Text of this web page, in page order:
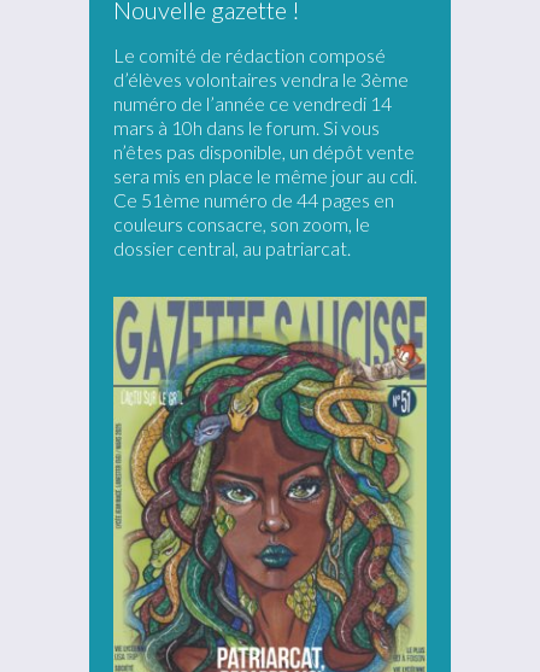
Nouvelle gazette !
Le comité de rédaction composé
d’élèves volontaires vendra le 3ème
numéro de l’année ce vendredi 14
mars à 10h dans le forum. Si vous
n’êtes pas disponible, un dépôt vente
sera mis en place le même jour au cdi.
Ce 51ème numéro de 44 pages en
couleurs consacre, son zoom, le
dossier central, au patriarcat.